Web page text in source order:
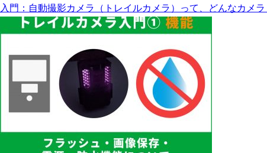
入門：自動撮影カメラ（トレイルカメラ）って、どんなカメ